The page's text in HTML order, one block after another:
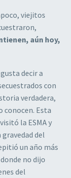
viejitos
aún hoy,
decir a
con
verdadera,
conocen. Esta
la ESMA y
del
un año más
no dijo
del